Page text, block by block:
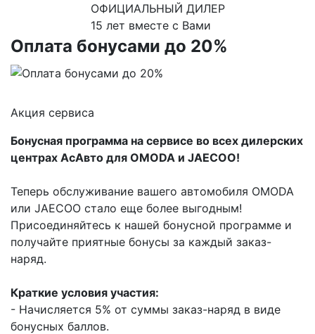
ОФИЦИАЛЬНЫЙ ДИЛЕР
15 лет вместе с Вами
Оплата бонусами до 20%
Акция сервиса
Бонусная программа на сервисе во всех дилерских
центрах АсАвто для ОМODA и JAЕСОО!
Теперь обслуживание вашего автомобиля ОМODA
или JAЕСОО стало еще более выгодным!
Присоединяйтесь к нашей бонусной программе и
получайте приятные бонусы за каждый заказ-
наряд.
Краткие условия участия:
- Начисляется 5% от суммы заказ-наряд в виде
бонусных баллов.